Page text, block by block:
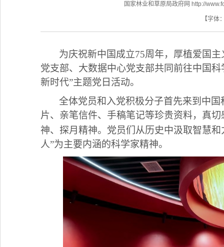
国家林业和草原局政府网 http://
【字体
为庆祝新中国成立75周年，厚植爱国
党支部、大数据中心党支部共同前往中国
新时代”主题党日活动。
全体党员和入党积极分子首先来到中
片、亲笔信件、手稿笔记等珍贵资料，真切
神、 探月精神。党员们从历史中汲取智慧
人”为主要内涵的科学家精神。